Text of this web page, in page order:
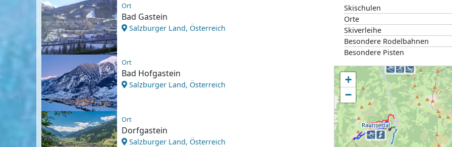
Ort
Bad Gastein
Salzburger Land, Österreich
Ort
Bad Hofgastein
Salzburger Land, Österreich
Ort
Dorfgastein
Salzburger Land, Österreich
Skischulen
Orte
Skiverleihe
Besondere Rodelbahnen
Besondere Pisten
+
−